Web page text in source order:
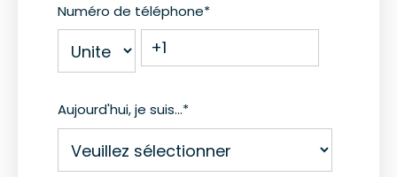
Numéro de téléphone*
Aujourd'hui, je suis...*